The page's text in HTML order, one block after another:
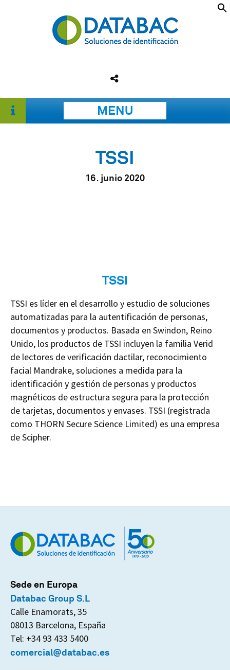
MENU
TSSI
16. junio 2020
TSSI
TSSI es líder en el desarrollo y estudio de soluciones
automatizadas para la autentificación de personas,
documentos y productos. Basada en Swindon, Reino
Unido, los productos de TSSI incluyen la familia Verid
de lectores de verificación dactilar, reconocimiento
facial Mandrake, soluciones a medida para la
identificación y gestión de personas y productos
magnéticos de estructura segura para la protección
de tarjetas, documentos y envases. TSSI (registrada
como THORN Secure Science Limited) es una empresa
de Scipher.
Sede en Europa
Databac Group S.L
Calle Enamorats, 35
08013 Barcelona, España
Tel: +34 93 433 5400
comercial@databac.es